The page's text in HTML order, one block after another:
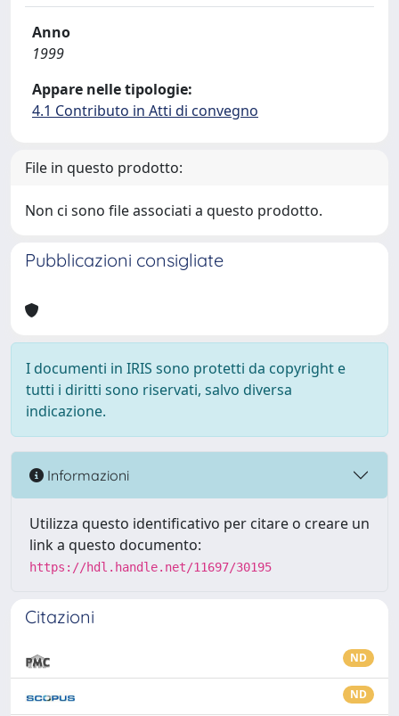
Anno
1999
Appare nelle tipologie:
4.1 Contributo in Atti di convegno
File in questo prodotto:
Non ci sono file associati a questo prodotto.
Pubblicazioni consigliate
I documenti in IRIS sono protetti da copyright e
tutti i diritti sono riservati, salvo diversa
indicazione.
Informazioni
Utilizza questo identificativo per citare o creare un
link a questo documento:
https://hdl.handle.net/11697/30195
Citazioni
ND
ND